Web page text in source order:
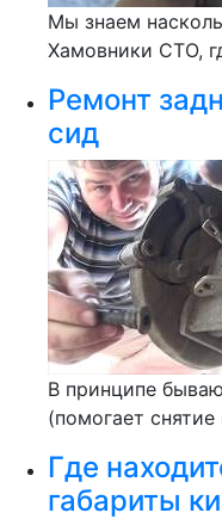
Мы знаем
Хамовники СТО,
Ремонт
сид
В принципе
(помогает
Где
габариты